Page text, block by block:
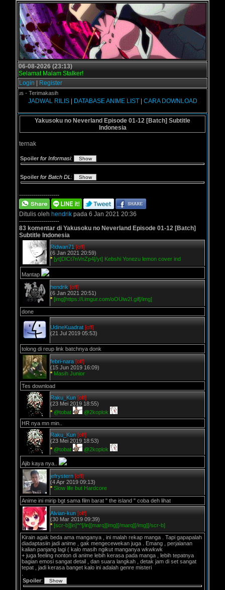
06-08-2026 (23:13)
Selamat Malam Stalker!
Login
Register
- Terimakasih
JADWAL RILIS| DATABASE ANIME LIST| CARA DOWNLOAD
Yakusoku no Neverland Episode 01-12 [Batch] Subtitle
Indonesia
ternak
Spoiler for Informasi:
Spoiler for Batch DL :
--------------------
Ditulis oleh hendrik pada 6 Jan 2021 20:36
--------------------
83 komentar di Yakusoku no Neverland Episode 01-12 [Batch]
Subtitle Indonesia
Ridwan71 [off]
(6 Jan 2021 20:59)
* [yt]DlCt7nVnZp4[/yt] Kebshi Yonezu lemon cover ind
Mantap
hendrik [off]
(6 Jan 2021 20:51)
* [img]https://i.imgur.com/oOUiw2I.gif[/img]
done
UdineKuadrat [off]
(21 Jul 2019 05:53)
tolong di reup link batchnya donk
febri-nara [off]
(15 Jun 2019 16:09)
* Masih Junior
Tes download
Raku_Kun [off]
(23 Mei 2019 18:55)
* @tobat
@2koplok
HR nya mn min..
Raku_Kun [off]
(23 Mei 2019 18:53)
* @tobat @2koplok
Ajib kaya nya..
jefrystern [off]
(4 Apr 2019 09:13)
* Slow life but Hardcore
Anime ini mirip bgt sama film barat " the island " coba deh lihat
Alvian-kun [off]
(30 Mar 2019 09:39)
* [scr-b][in]^^[/in][marq][img][/marq][/img][/scr-b]
Kirain agak beda ama manganya , ini malah rekap manga . Tapi gapapalah
diadaptasiin jadi anime , gak mengecewekan juga . Emang , perjalanan
kalian panjang lagi ( kalo masih ngikut manganya wkwkwk
+ juga feeling nonton di anime lebih kerasa pada manga , lebih tepatnya
bagian emosi sangat detail , dan suara langkah , detak jam di set sangat
tepat , jadi kerasa banget kalo ini adalah genre misteri
Spoiler: